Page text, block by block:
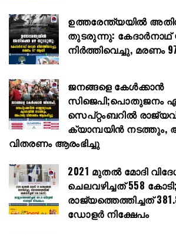
ഉത്തരേന്ത്യയിൽ
തുടരുന്നു: കേദാർനാഥ്
നിർത്തിവെച്ചു, മരണം
ജനങ്ങളെ കേൾക്കാൻ
സിജെപി;പൊതുജനം
സെപ്റ്റംബറിൽ
ക്യാമ്പയിൻ
വിതരണം ആരംഭിച്ചു
2021 മുതൽ മോദി
ചെലവഴിച്ചത് 558 കോടി;
രാജ്യത്തെത്തിച്ചത്
ഡോളർ നിക്ഷേപം